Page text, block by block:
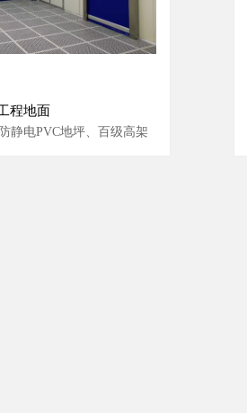
程地面
静电PVC地坪、百级高架